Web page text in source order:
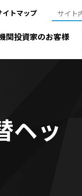
イトマップ
関投資家のお客様
ヘッ